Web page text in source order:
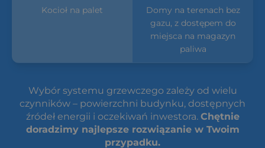
Domy na terenach bez
gazu, z dostępem do
miejsca na magazyn
paliwa
Wybór systemu grzewczego zależy od wielu
czynników – powierzchni budynku, dostępnych
źródeł energii i oczekiwań inwestora. Chętnie
doradzimy najlepsze rozwiązanie w Twoim
przypadku.